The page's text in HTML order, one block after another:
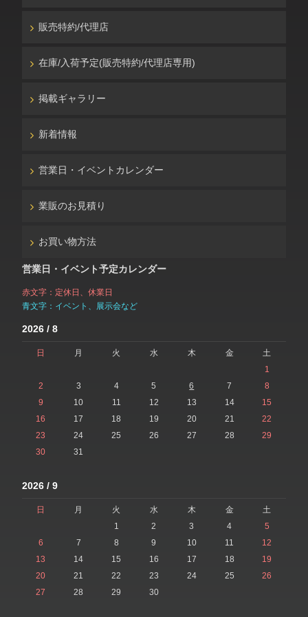
販売特約/代理店
在庫/入荷予定(販売特約/代理店専用)
掲載ギャラリー
新着情報
営業日・イベントカレンダー
業販のお見積り
お買い物方法
営業日・イベント予定カレンダー
赤文字：定休日、休業日
青文字：イベント、展示会など
2026 / 8
日 月 火 水 木 金
土
1
2
3 4 5 6 7
8
9
10 11 12 13 14
15
16
17 18 19 20 21
22
23
24 25 26 27 28
29
30
31
2026 / 9
日 月 火 水 木 金
土
1
2 3 4
5
6
7 8 9 10 11
12
13
14 15 16 17 18
19
20
21 22 23 24 25
26
27
28 29 30